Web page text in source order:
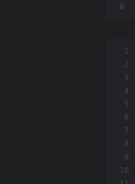
8
1
2
3
4
5
6
7
8
9
10